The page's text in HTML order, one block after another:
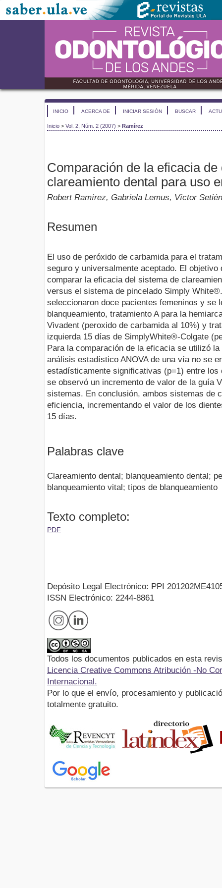
INICIO ACERCA DE INICIAR SESIÓN BUSCAR
Inicio > Vol. 2, Núm. 2 (2007) > Ramírez
Comparación de la eficacia
clareamiento dental para uso
Robert Ramírez, Gabriela Lemus, Víctor
Resumen
El uso de peróxido de carbamida para el
seguro y universalmente aceptado. El objetivo
comparar la eficacia del sistema de
versus el sistema de pincelado Simply
seleccionaron doce pacientes femeninos y se
blanqueamiento, tratamiento A para la
Vivadent (peroxido de carbamida al 10%) y
izquierda 15 días de SimplyWhite®-Colgate
Para la comparación de la eficacia se utilizó
análisis estadístico ANOVA de una vía no se
estadísticamente significativas (p=1) entre
se observó un incremento de valor de la guía
sistemas. En conclusión, ambos sistemas de
eficiencia, incrementando el valor de los
15 días.
Palabras clave
Clareamiento dental; blanqueamiento dental;
blanqueamiento vital; tipos de blanqueamiento
Texto completo:
PDF
Depósito Legal Electrónico: PPI
ISSN Electrónico: 2244-8861
Todos los documentos publicados en esta
Licencia Creative Commons Atribución -No
Internacional.
Por lo que el envío, procesamiento y
totalmente gratuito.